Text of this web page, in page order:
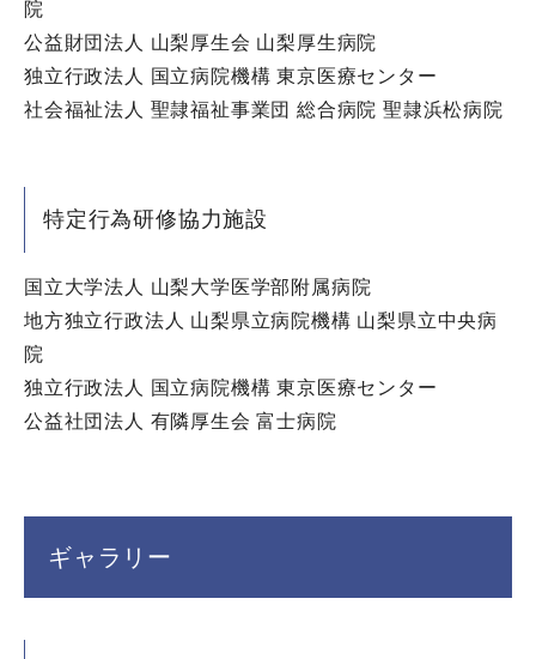
院
公益財団法人 山梨厚生会 山梨厚生病院
独立行政法人 国立病院機構 東京医療センター
社会福祉法人 聖隷福祉事業団 総合病院 聖隷浜松病院
特定行為研修協力施設
国立大学法人 山梨大学医学部附属病院
地方独立行政法人 山梨県立病院機構 山梨県立中央病
院
独立行政法人 国立病院機構 東京医療センター
公益社団法人 有隣厚生会 富士病院
ギャラリー